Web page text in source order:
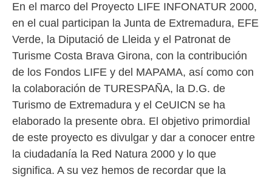
En el marco del Proyecto LIFE INFONATUR 2000,
en el cual participan la Junta de Extremadura, EFE
Verde, la Diputació de Lleida y el Patronat de
Turisme Costa Brava Girona, con la contribución
de los Fondos LIFE y del MAPAMA, así como con
la colaboración de TURESPAÑA, la D.G. de
Turismo de Extremadura y el CeUICN se ha
elaborado la presente obra. El objetivo primordial
de este proyecto es divulgar y dar a conocer entre
la ciudadanía la Red Natura 2000 y lo que
significa. A su vez hemos de recordar que la